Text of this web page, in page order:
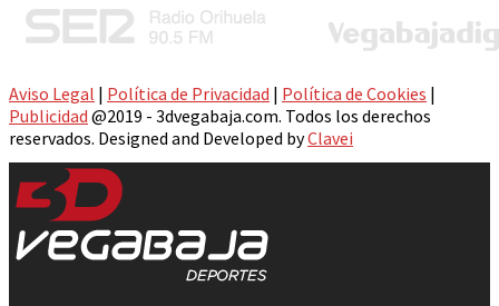
Aviso Legal | Política de Privacidad | Política de Cookies |
Publicidad @2019 - 3dvegabaja.com. Todos los derechos
reservados. Designed and Developed byClavei